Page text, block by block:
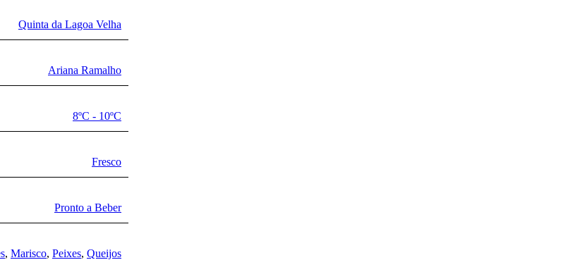
Quinta da Lagoa Velha
Ariana Ramalho
8ºC - 10ºC
Fresco
Pronto a Beber
, Marisco, Peixes, Queijos